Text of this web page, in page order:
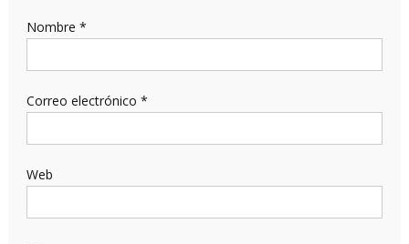
Nombre *
Correo electrónico *
Web